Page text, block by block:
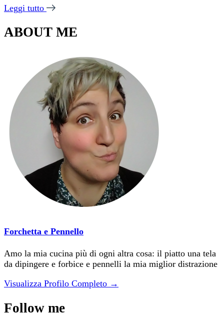
Leggi tutto
ABOUT ME
Forchetta e Pennello
Amo la mia cucina più di ogni altra cosa: il piatto una tela
da dipingere e forbice e pennelli la mia miglior distrazione
Visualizza Profilo Completo →
Follow me